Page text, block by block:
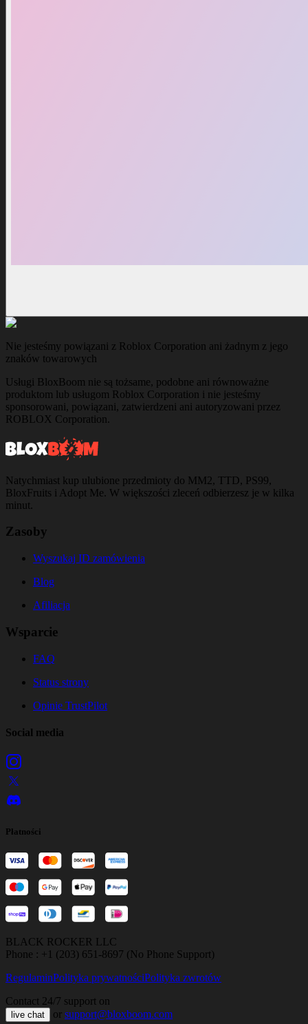
Nie jesteśmy powiązani z Roblox Corporation ani żadnym z jego
znaków towarowych
Usługi BloxBoom nie są tożsame, podobne ani równoważne
produktom lub usługom Roblox Corporation i nie jesteśmy
sponsorowani, powiązani, zatwierdzeni ani autoryzowani przez
ROBLOX Corporation.
Natychmiast kup ulubione przedmioty do MM2, TTD, PS99,
BloxFruits i Adopt Me. W większości zleceń odbierzesz je w kilka
minut.
Zasoby
Wyszukaj ID zamówienia
Blog
Afiliacja
Wsparcie
FAQ
Status strony
Opinie TrustPilot
Social media
Płatności
BLACK ROCKER LLC
Phone : +1 (203) 651-8697 (No Phone Support)
RegulaminPolityka prywatnościPolityka zwrotów
Contact 24/7 support on
live chat or support@bloxboom.com